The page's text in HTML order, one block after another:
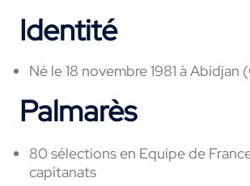
Identité
Né le 18 novembre 1981 à Abidjan
Palmarès
80 sélections en Equipe de
capitanats